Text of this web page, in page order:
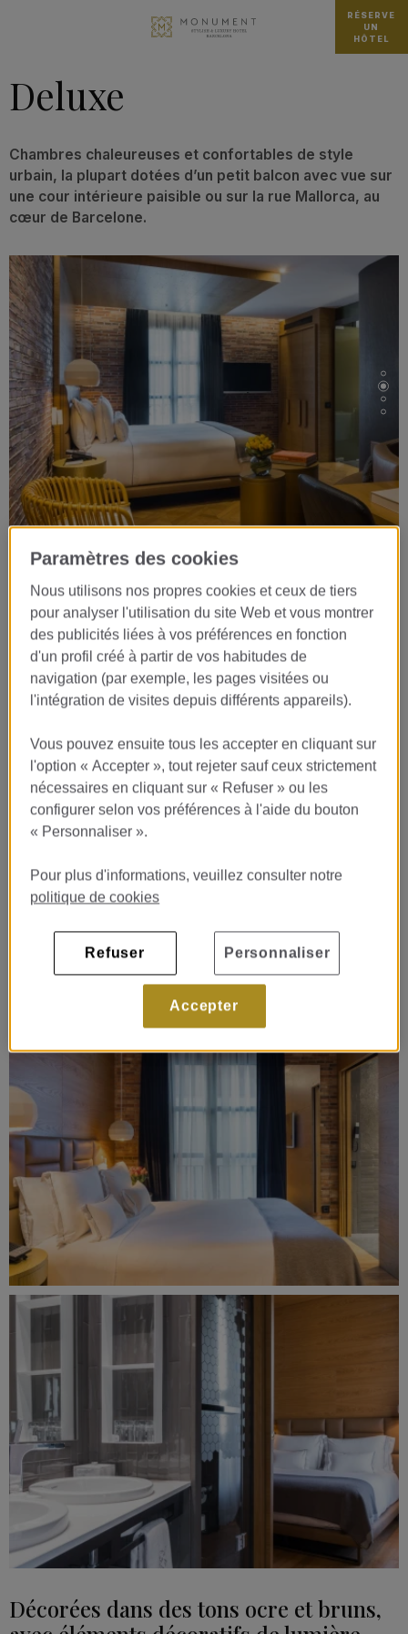
RÉSERVE
UN
HÔTEL
Deluxe
Chambres chaleureuses et confortables de style
urbain, la plupart dotées d’un petit balcon avec vue sur
une cour intérieure paisible ou sur la rue Mallorca, au
cœur de Barcelone.
Reservation en ligne
CHECK-IN
09 AOÛT
CHECK-OUT
10
RÉSERVER
Décorées dans des tons ocre et bruns,
Paramètres des cookies
Nous utilisons nos propres cookies et ceux de tiers
pour analyser l'utilisation du site Web et vous montrer
des publicités liées à vos préférences en fonction
d'un profil créé à partir de vos habitudes de
navigation (par exemple, les pages visitées ou
l'intégration de visites depuis différents appareils).
Vous pouvez ensuite tous les accepter en cliquant sur
l'option « Accepter », tout rejeter sauf ceux strictement
nécessaires en cliquant sur « Refuser » ou les
configurer selon vos préférences à l'aide du bouton
« Personnaliser ».
Pour plus d'informations, veuillez consulter notre
politique de cookies
Refuser
Accepter
Personnaliser